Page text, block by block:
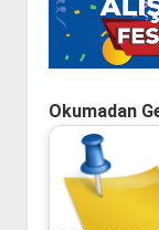
Okumadan